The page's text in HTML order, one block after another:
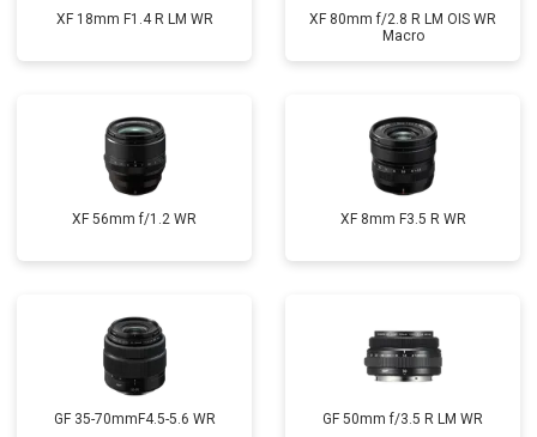
XF 18mm F1.4 R LM WR
XF 80mm f/2.8 R LM OIS WR
Macro
XF 56mm f/1.2 WR XF 8mm F3.5 R WR
GF 35-70mmF4.5-5.6 WR GF 50mm f/3.5 R LM WR